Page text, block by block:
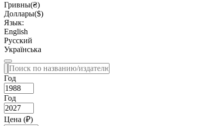
Гривны(₴)
Доллары($)
Язык:
English
Русский
Українська
Год
Год
Цена (₽)